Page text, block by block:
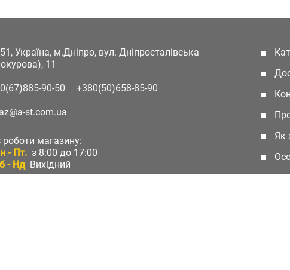
Україна, м.Дніпро, вул. Дніпросталівська
11
90-50 +380(50)658-85-90
st.com.ua
роботи магазину:
- Пт. з 8:00 до 17:00
- Нд Вихідний
Як